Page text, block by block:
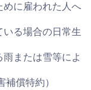
めに雇われた人へ
いる場合の日常生
雨または雪等によ
償特約）